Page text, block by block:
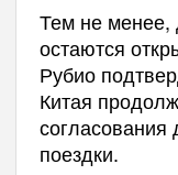
Тем не менее,
остаются
Рубио
Китая
согласования
поездки.